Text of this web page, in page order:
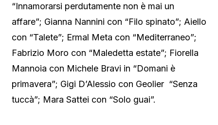
“Innamorarsi perdutamente non è mai un
affare”; Gianna Nannini con “Filo spinato”; Aiello
con “Talete”; Ermal Meta con “Mediterraneo”;
Fabrizio Moro con “Maledetta estate”; Fiorella
Mannoia con Michele Bravi in “Domani è
primavera”; Gigi D’Alessio con Geolier “Senza
tuccà”; Mara Sattei con “Solo guai”.